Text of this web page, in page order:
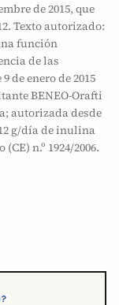
de 2015, que
Texto autorizado:
función
de las
de enero de 2015
BENEO-Orafti
autorizada desde
g/día de inulina
n.º 1924/2006.